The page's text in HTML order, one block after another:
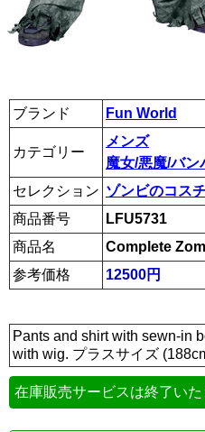
ブランド Fun World
カテゴリー
メンズ
魔女/悪魔/バン
セレクション ゾンビのコス
商品番号
LFU5731
商品名
Complete
参考価格
12500円
Pants and shirt with sewn-in
with wig. プラスサイズ
在庫販売サービスは終了いた